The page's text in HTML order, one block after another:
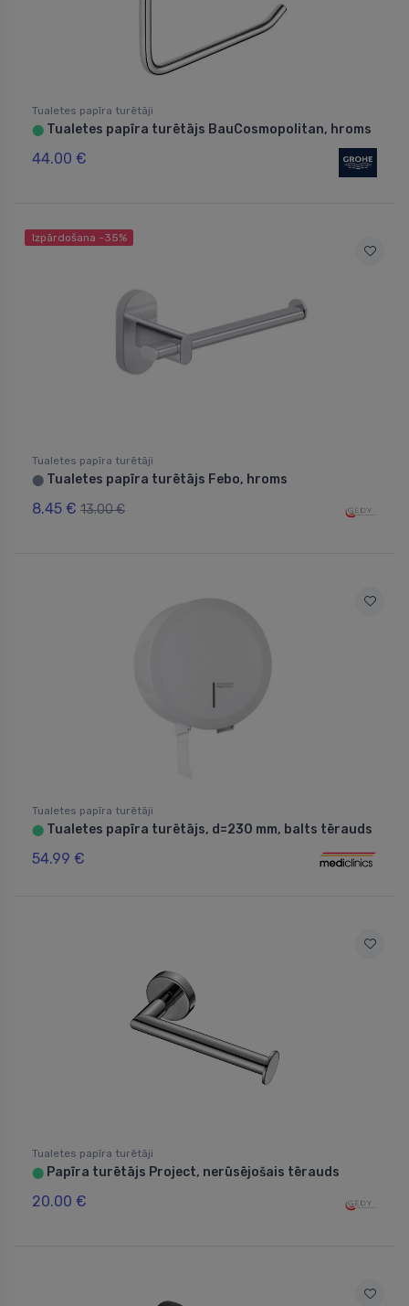
Tualetes papīra turētāji
⬤ Tualetes papīra turētājs BauCosmopolitan, hroms
44.00 €
Izpārdošana -35%
Tualetes papīra turētāji
⬤ Tualetes papīra turētājs Febo, hroms
8.45 € 13.00 €
Tualetes papīra turētāji
⬤ Tualetes papīra turētājs, d=230 mm, balts tērauds
54.99 €
Tualetes papīra turētāji
⬤ Papīra turētājs Project, nerūsējošais tērauds
20.00 €